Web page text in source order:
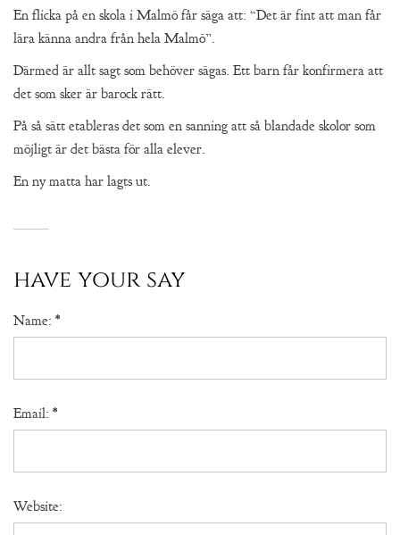
En flicka på en skola i Malmö får säga att: “Det är fint att man får
lära känna andra från hela Malmö”.
Därmed är allt sagt som behöver sägas. Ett barn får konfirmera att
det som sker är barock rätt.
På så sätt etableras det som en sanning att så blandade skolor som
möjligt är det bästa för alla elever.
En ny matta har lagts ut.
have your say
Name: *
Email: *
Website: